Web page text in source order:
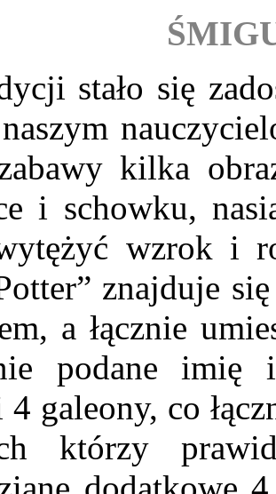
stało się
kilka
i schowku,
wzrok i
znajduje
a łącznie
podane imię
galeony, co
którzy